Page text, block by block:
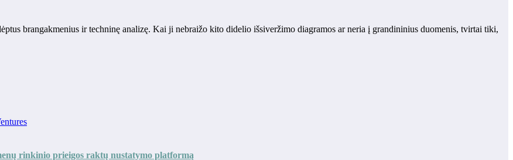
brangakmenius ir techninę analizę. Kai ji nebraižo kito didelio išsiveržimo diagramos ar neria į grandininius duomenis, tvirtai tiki,
rinkinio prieigos raktų nustatymo platformą